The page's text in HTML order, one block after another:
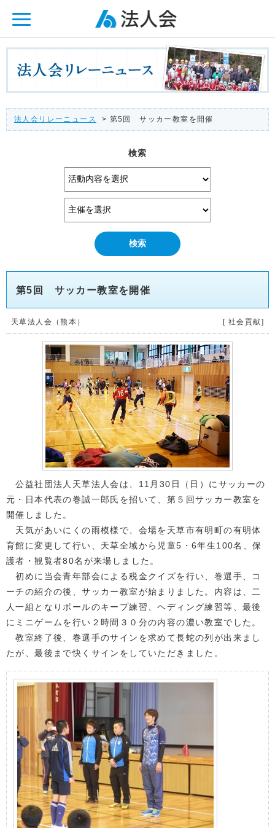
法人会リレーニュース > 第5回 サッカー教室を開催
検索
第5回 サッカー教室を開催
天草法人会（熊本） [ 社会貢献]
公益社団法人天草法人会は、11月30日（日）にサッカーの
元・日本代表の巻誠一郎氏を招いて、第５回サッカー教室を
開催しました。
天気があいにくの雨模様で、会場を天草市有明町の有明体
育館に変更して行い、天草全域から児童5・6年生100名、保
護者・観覧者80名が来場しました。
初めに当会青年部会による税金クイズを行い、巻選手、コ
ーチの紹介の後、サッカー教室が始まりました。内容は、二
人一組となりボールのキープ練習、ヘディング練習等、最後
にミニゲームを行い２時間３０分の内容の濃い教室でした。
教室終了後、巻選手のサインを求めて長蛇の列が出来まし
たが、最後まで快くサインをしていただきました。